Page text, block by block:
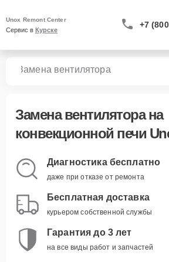
Unox Remont Center
Сервис в Курске
+7
Замена вентилятора
Замена вентиляторана
конвекционной печи
Диагностика бесплатно
даже при отказе от ремонта
Бесплатная доставка
курьером собственной службы
Гарантия до 3 лет
на все виды работ и запчастей